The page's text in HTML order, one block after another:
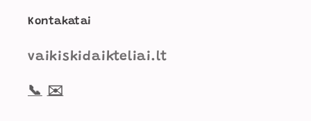
Kontakatai
vaikiskidaikteliai.lt
📞 ✉️